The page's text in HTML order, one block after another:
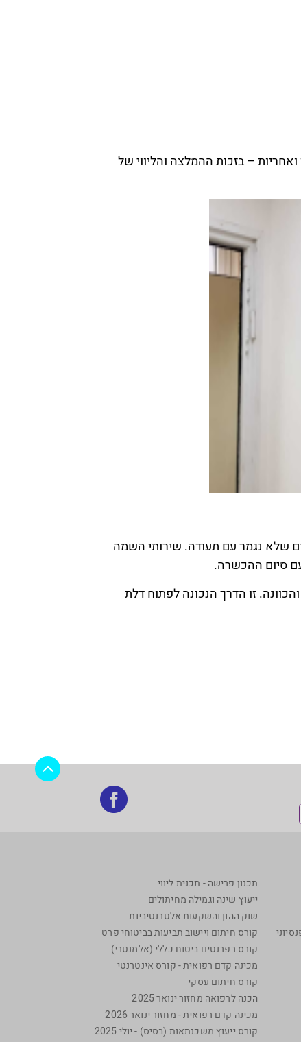
– בזכות ההמלצה והליווי של
שלא נגמר עם תעודה. שירותי השמה
סיום ההכשרה.
זו הדרך הנכונה לפתוח דלת
תכנון פרישה - תכנית ליווי
ייעוץ שינה וגמילה מחיתולים
שוק ההון והשקעות אלטרנטיביות
קורס חיתום ויישוב תביעות בביטוחי פרט
קורס רפרנטים ביטוח כללי (אלמנטרי)
מכינה קדם רפואית - קורס אינטרנטי
קורס חיתום עסקי
הכנה לרפואה מחזור ינואר 2025
מכינה קדם רפואית - מחזור ינואר 2026
קורס ייעוץ משכנתאות (בסיס) - יולי 2025